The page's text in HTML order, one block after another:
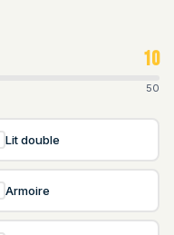
10
50
Lit double
Armoire